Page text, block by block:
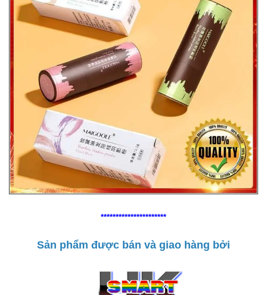
**********************
Sản phẩm được bán và giao hàng bởi